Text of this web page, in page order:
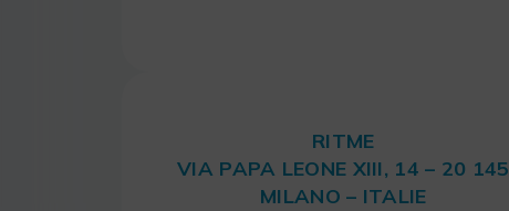
RITME
VIA PAPA LEONE XIII, 14 – 20 145
MILANO – ITALIE